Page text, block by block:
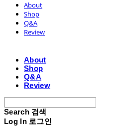
About
Shop
Q&A
Review
About
Shop
Q&A
Review
Search 검색
Log In 로그인